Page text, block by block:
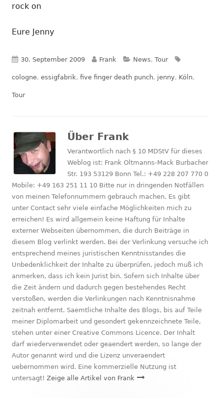
rock on
Eure Jenny
Veröffentlicht
am
30. September 2009 Autor
Frank Kategorien
News, Tour
cologne, essigfabrik, five finger death punch, jenny, Köln,
Tour
Über Frank
Verantwortlich nach § 10 MDStV für dieses
Weblog ist: Frank Oltmanns-Mack Burbacher
Str. 193 53129 Bonn Tel.: +49 228 207 770 0
Mobile: +49 163 251 11 10 Bitte nur in dringenden Notfällen
von meinen Telefonnummern gebrauch machen. Es gibt
unter Contact sehr viele einfache Möglichkeiten mich zu
erreichen! Es wird allgemein keine Haftung für Inhalte
externer Webseiten übernommen, die durch Beiträge in
diesem Blog verlinkt werden. Bei der Verlinkung versuche ich
entsprechend meines juristischen Kenntnisstandes die
Unbedenklichkeit der Inhalte zu überprüfen, jedoch muß ich
anmerken, dass ich kein Jurist bin. Sofern sich Inhalte über
die Zeit ändern und dadurch gegen bestehendes Recht
verstoßen, werden die Verlinkungen nach Kenntnisnahme
zeitnah entfernt. Saemtliche Inhalte des Blogs, bis auf Teile
meiner Diplomarbeit und gesondert gekennzeichnete Teile,
stehen unter einer Creative Commons Licence. Der Inhalt
darf wiederverwendet oder geaendert werden, so lange der
Autor genannt wird und die Lizenz unveraendert
uebernommen wird. Eine kommerzielle Nutzung ist
untersagt! Zeige alle Artikel von Frank